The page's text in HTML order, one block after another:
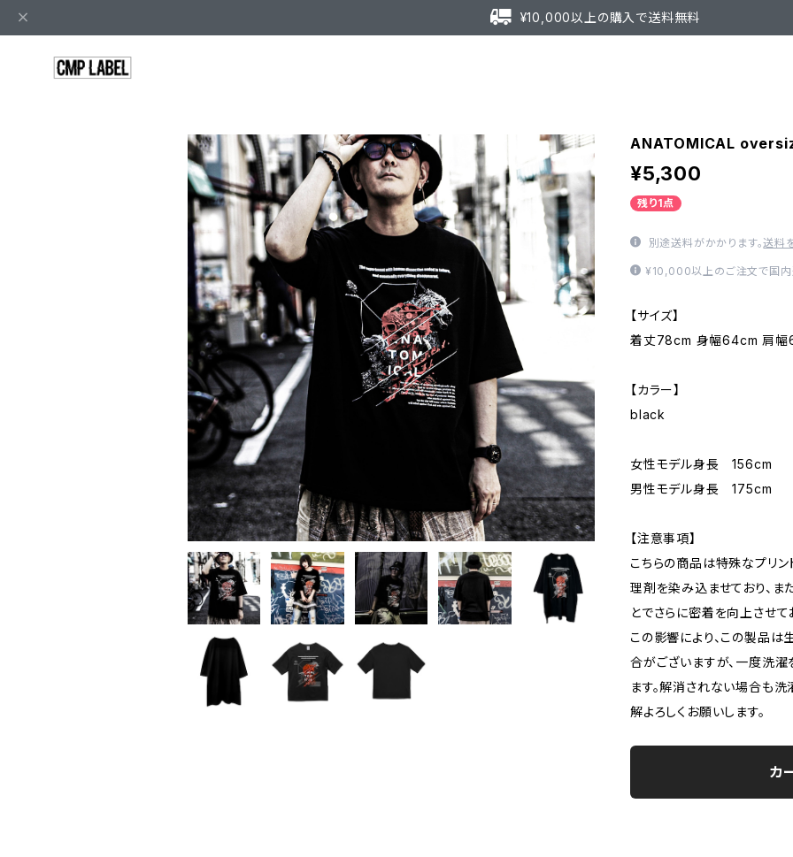
¥10,000以上の購入で送料無料
ANATOMICAL
¥5,300
残り1点
別途送料がかかります。送料
¥10,000以上のご注文で国内
【サイズ】
着丈78cm 身幅64cm 肩幅
【カラー】
black
女性モデル身長 156cm
男性モデル身長 175cm
【注意事項】
こちらの商品は特殊なプリ
理剤を染み込ませており、
とでさらに密着を向上させて
この影響により、この製品
合がございますが、一度洗
ます。解消されない場合も
解よろしくお願いします。
カ